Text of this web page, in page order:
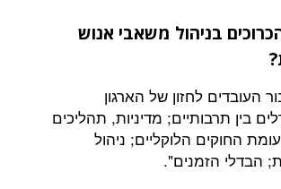
משאבי אנוש
של הארגון
מדיניות, תהליכים
הלוקליים; ניהול